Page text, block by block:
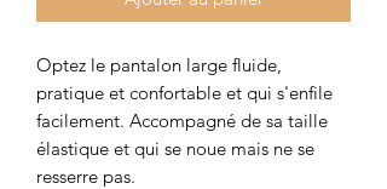
Optez le pantalon large fluide,
pratique et confortable et qui s'enfile
facilement. Accompagné de sa taille
élastique et qui se noue mais ne se
resserre pas.